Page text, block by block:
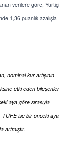
verilere göre, Yurtiçi
1,36 puanlık azalışla
nominal kur artışının
etki eden bileşenler
aya göre sırasıyla
TÜFE ise bir önceki aya
artmıştır.